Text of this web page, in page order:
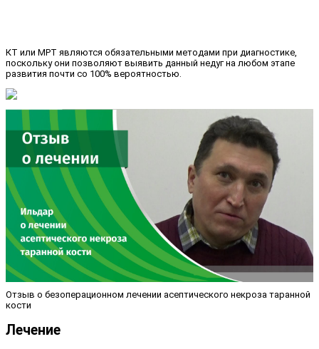
КТ или МРТ являются обязательными методами при диагностике,
поскольку они позволяют выявить данный недуг на любом этапе
развития почти со 100% вероятностью.
Отзыв о безоперационном лечении асептического некроза таранной
кости
Лечение